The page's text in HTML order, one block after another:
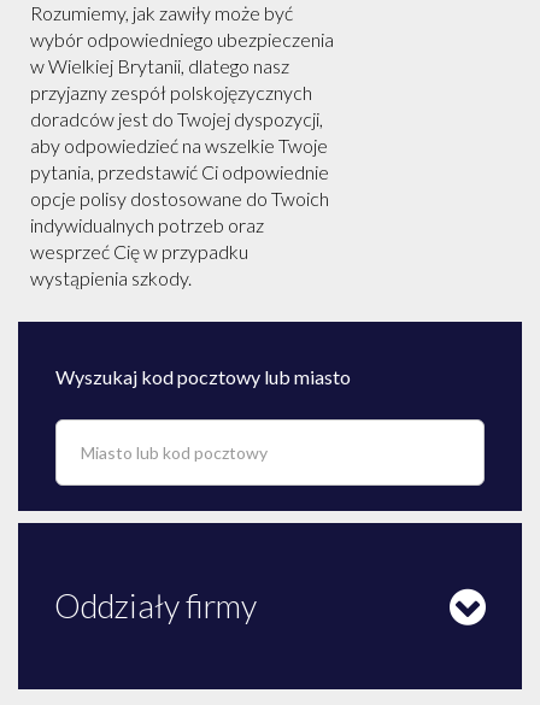
Rozumiemy, jak zawiły może być
wybór odpowiedniego ubezpieczenia
w Wielkiej Brytanii, dlatego nasz
przyjazny zespół polskojęzycznych
doradców jest do Twojej dyspozycji,
aby odpowiedzieć na wszelkie Twoje
pytania, przedstawić Ci odpowiednie
opcje polisy dostosowane do Twoich
indywidualnych potrzeb oraz
wesprzeć Cię w przypadku
wystąpienia szkody.
Wyszukaj kod pocztowy lub miasto
Oddziały firmy